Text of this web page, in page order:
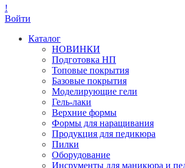
!
Войти
Каталог
НОВИНКИ
Подготовка НП
Топовые покрытия
Базовые покрытия
Моделирующие гели
Гель-лаки
Верхние формы
Формы для наращивания
Продукция для педикюра
Пилки
Оборудование
Инсрументы для маникюра и